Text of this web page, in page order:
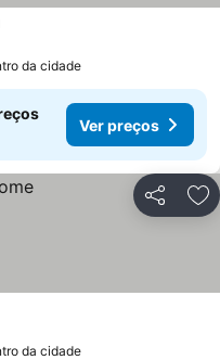
da cidade
Ver preços
Partilhar
da cidade